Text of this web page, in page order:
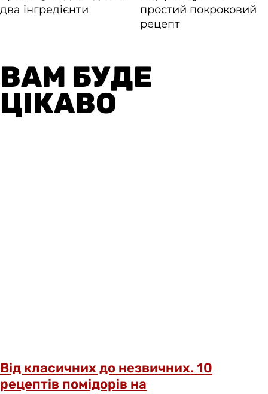
ВАМ БУДЕ
ЦІКАВО
Від класичних до незвичних. 10
рецептів помідорів на